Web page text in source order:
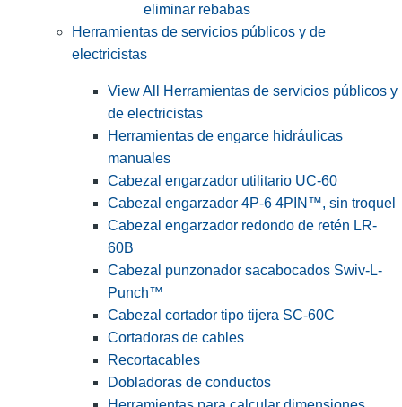
eliminar rebabas
Herramientas de servicios públicos y de
electricistas
View All Herramientas de servicios públicos y
de electricistas
Herramientas de engarce hidráulicas
manuales
Cabezal engarzador utilitario UC-60
Cabezal engarzador 4P-6 4PIN™, sin troquel
Cabezal engarzador redondo de retén LR-
60B
Cabezal punzonador sacabocados Swiv-L-
Punch™
Cabezal cortador tipo tijera SC-60C
Cortadoras de cables
Recortacables
Dobladoras de conductos